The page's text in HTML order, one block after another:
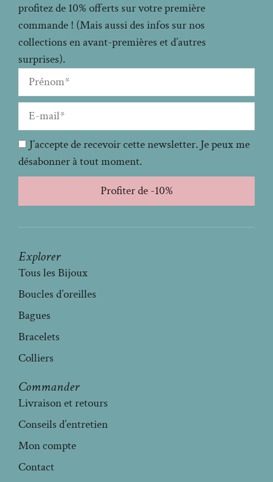
profitez de 10% offerts sur votre première
commande ! (Mais aussi des infos sur nos
collections en avant-premières et d’autres
surprises).
J’accepte de recevoir cette newsletter. Je peux me
désabonner à tout moment.
Profiter de -10%
Explorer
Tous les Bijoux
Boucles d’oreilles
Bagues
Bracelets
Colliers
Commander
Livraison et retours
Conseils d’entretien
Mon compte
Contact